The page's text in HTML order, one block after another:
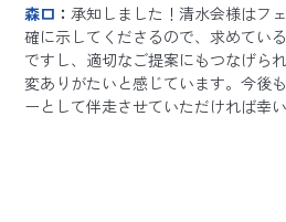
森口 ：承知しました！清水会様はフ
確に示してくださるので、求めてい
ですし、適切なご提案にもつなげら
変ありがたいと感じています。今後
ーとして伴走させていただければ幸い